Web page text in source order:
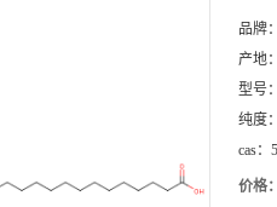
品牌：
产地：
型号：
纯度：
cas：
价格：